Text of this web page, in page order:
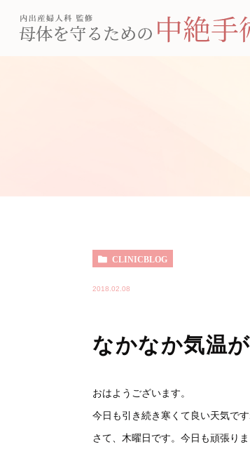
CLINICBLOG
2018.02.08
なかなか気温
おはようございます。
今日も引き続き寒くて良い天気で
さて、木曜日です。今日も頑張りま